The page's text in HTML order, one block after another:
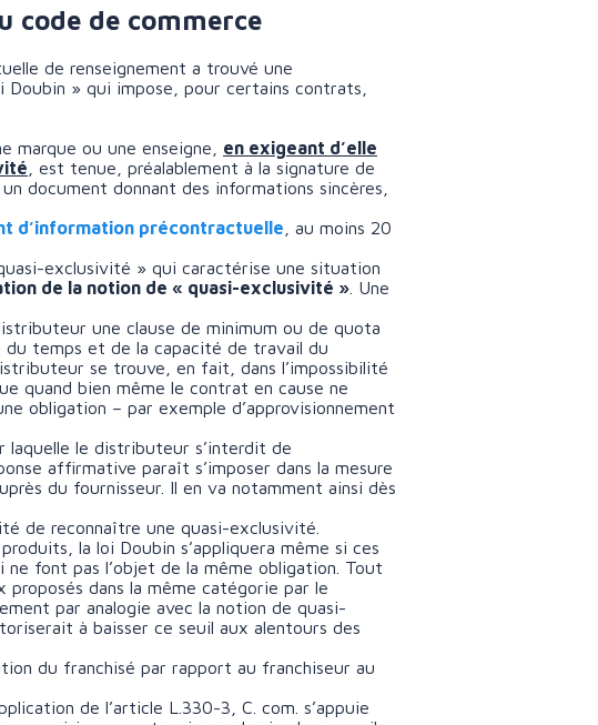
code de commerce
de renseignement a trouvé une
Doubin » qui impose, pour certains contrats,
marque ou une enseigne, en exigeant d’elle
, est tenue, préalablement à la signature de
document donnant des informations sincères,
d’information précontractuelle , au moins 20
exclusivité » qui caractérise une situation
de la notion de « quasi-exclusivité » . Une
une clause de minimum ou de quota
temps et de la capacité de travail du
se trouve, en fait, dans l’impossibilité
quand bien même le contrat en cause ne
obligation – par exemple d’approvisionnement
laquelle le distributeur s’interdit de
affirmative paraît s’imposer dans la mesure
du fournisseur. Il en va notamment ainsi dès
de reconnaître une quasi-exclusivité.
la loi Doubin s’appliquera même si ces
font pas l’objet de la même obligation. Tout
dans la même catégorie par le
par analogie avec la notion de quasi-
à baisser ce seuil aux alentours des
du franchisé par rapport au franchiseur au
de l’article L.330-3, C. com. s’appuie